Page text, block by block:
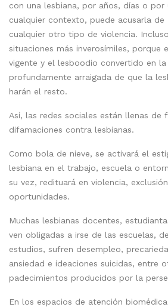
con una lesbiana, por años, días o por
cualquier contexto, puede acusarla de
cualquier otro tipo de violencia.
situaciones más inverosímiles, porque
vigente y el lesboodio convertido en
profundamente arraigada de que la
harán el resto.
Así, las redes sociales están llenas de
difamaciones contra lesbianas.
Como bola de nieve, se activará el
lesbiana en el trabajo, escuela o
su vez, redituará en violencia,
oportunidades.
Muchas lesbianas docentes,
ven obligadas a irse de las escuelas,
estudios, sufren desempleo,
ansiedad e ideaciones suicidas, entre
padecimientos producidos por la
En los espacios de atención